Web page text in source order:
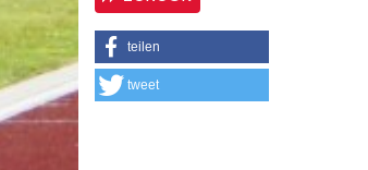
teilen
tweet